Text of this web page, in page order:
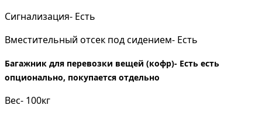
Сигнализация- Есть
Вместительный отсек под сидением- Есть
Багажник для перевозки вещей (кофр)- Есть есть
опционально, покупается отдельно
Вес- 100кг